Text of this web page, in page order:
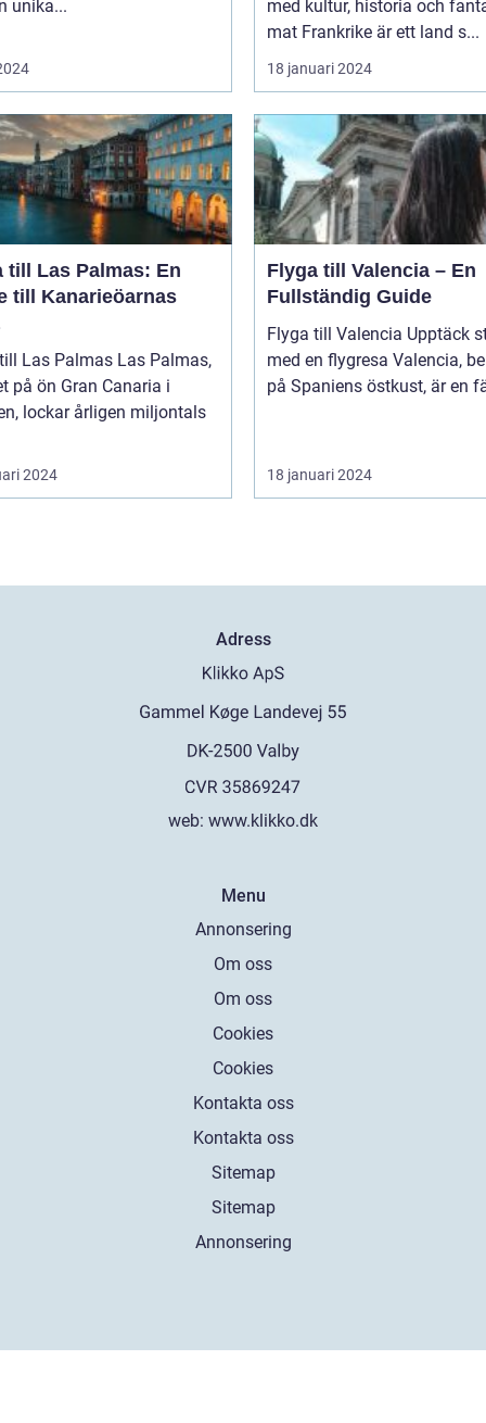
unika...
med kultur, historia och
mat Frankrike är ett land s...
18 januari 2024
till Las Palmas: En
till Kanarieöarnas
Palmas Las Palmas,
på ön Gran Canaria i
lockar årligen miljontals
2024
Flyga till Valencia – En
Fullständig Guide
Flyga till Valencia Upptäck staden
med en flygresa Valencia, beläget
på Spaniens östkust, är en
18 januari 2024
Adress
web: www.klikko.dk
Menu
Annonsering
Om oss
Om oss
Cookies
Cookies
Kontakta oss
Kontakta oss
Sitemap
Sitemap
Annonsering